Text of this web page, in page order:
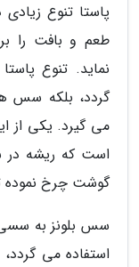
پاستا تنوع
طعم و بافت را
نماید. تنوع
گردد، بلکه سس
می گیرد. یکی
است که ریشه در
گوشت چرخ نموده
سس بلونز به سسی
استفاده می